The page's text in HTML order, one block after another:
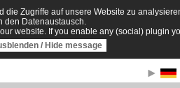
Zugriffe auf unsere Website zu
den Datenaustausch.
website. If you enable any (social) plugin
/ Hide message